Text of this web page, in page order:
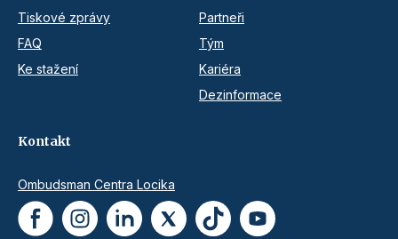
Tiskové zprávy
FAQ
Ke stažení
Partneři
Tým
Kariéra
Dezinformace
Kontakt
Ombudsman Centra Locika